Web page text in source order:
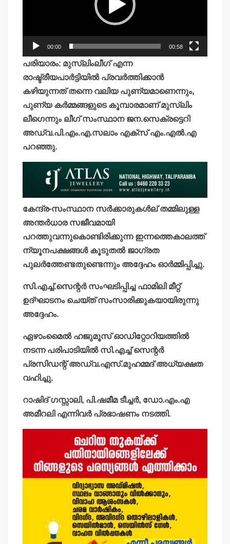
00:00 00:58
പരിയാരം: മുസ്ലിംലീഗ് എന്ന
രാഷ്ട്രീയപാര്‍ട്ടിയില്‍ പ്രവര്‍ത്തിക്കാന്‍
കഴിയുന്നത് തന്നെ വലിയ പുണ്യമാണെന്നും,
പുണ്യ കര്‍മ്മങ്ങളുടെ കൂമ്പാരമാണ് മുസ്ലിം
ലീഗെന്നും ലീഗ് സംസ്ഥാന ജന.സെക്രട്ടെറി
അഡ്വ.പി.എം.എ.സലാം എക്‌സ് എം.എല്‍.എ
പറഞ്ഞു.
കേന്ദ്ര-സംസ്ഥാന സര്‍ക്കാരുകള്‍ല് തമ്മിലുള്ള
അന്തര്‍ധാര സജീവമായി
പറത്തുവന്നുകൊണ്ടിരിക്കുന്ന ഇന്നത്തെകാലത്ത്
ന്യൂനപക്ഷങ്ങള്‍ കൂടുതല്‍ ജാഗ്രത
പുലര്‍ത്തേണ്ടതുണ്ടെന്നും അദ്ദേഹം ഓര്‍മ്മിപ്പിച്ചു.
സി.എച്ച്.സെന്റര്‍ സംഘടിപ്പിച്ച ഫാമിലി മീറ്റ്
ഉദ്ഘാടനം ചെയ്ത് സംസാരിക്കുകയായിരുന്നു
അദ്ദേഹം.
ഏഴാംമൈല്‍ ഹജുമൂസ് ഓഡിറ്റോറിയത്തില്‍
നടന്ന പരിപാടിയില്‍ സി.എച്ച് സെന്റര്‍
പ്രസിഡന്റ് അഡ്വ.എസ്.മുഹമ്മദ് അധ്യക്ഷത
വഹിച്ചു.
റാഷിദ് ഗസ്സാലി, പി.ഷമീമ ടീച്ചര്‍, ഡോ.എം.എ
അമീറലി എന്നിവര്‍ പ്രഭാഷണം നടത്തി.